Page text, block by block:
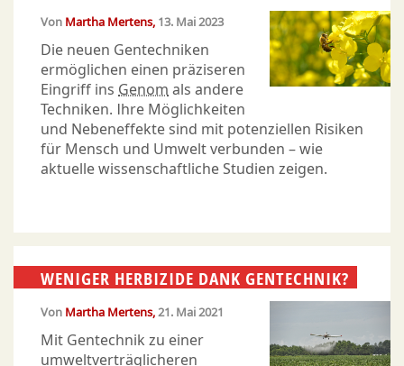
Von Martha Mertens 13. Mai 2023
Die neuen Gentechniken
ermöglichen einen präziseren
Eingriff ins Genom als andere
Techniken. Ihre Möglichkeiten
und Nebeneffekte sind mit potenziellen Risiken
für Mensch und Umwelt verbunden – wie
aktuelle wissenschaftliche Studien zeigen.
WENIGER HERBIZIDE DANK GENTECHNIK?
Von Martha Mertens 21. Mai 2021
Mit Gentechnik zu einer
umweltverträglicheren